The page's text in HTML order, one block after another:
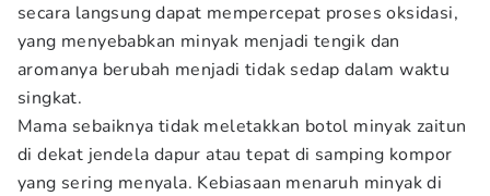
secara langsung dapat mempercepat proses oksidasi,
yang menyebabkan minyak menjadi tengik dan
aromanya berubah menjadi tidak sedap dalam waktu
singkat.
Mama sebaiknya tidak meletakkan botol minyak zaitun
di dekat jendela dapur atau tepat di samping kompor
yang sering menyala. Kebiasaan menaruh minyak di